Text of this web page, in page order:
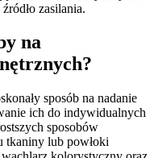
zasilania.
na
sposób na nadanie
ich do indywidualnych
sposobów
tkaniny lub powłoki